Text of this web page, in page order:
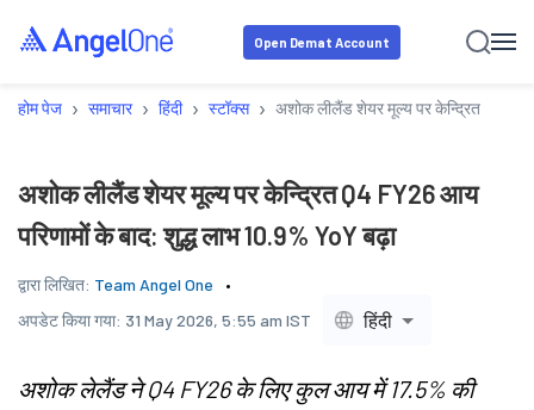
Open Demat Account
होम पेज › समाचार › हिंदी › स्टॉक्स › अशोक लीलैंड शेयर मूल्य पर केन्द्रित Q4
अशोक लीलैंड शेयर मूल्य पर केन्द्रित Q4 FY26 आय
परिणामों के बाद: शुद्ध लाभ 10.9% YoY बढ़ा
द्वारा लिखित: Team Angel One
अपडेट किया गया: 31 May 2026, 5:55 am IST हिंदी
अशोक लेलैंड ने Q4 FY26 के लिए कुल आय में 17.5% की